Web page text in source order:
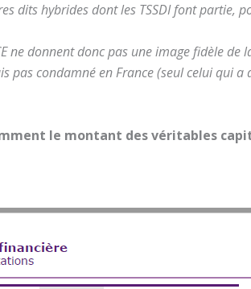
dits hybrides dont les TSSDI font partie,
ne donnent donc pas une image fidèle
pas condamné en France (seul celui qui
le montant des véritables